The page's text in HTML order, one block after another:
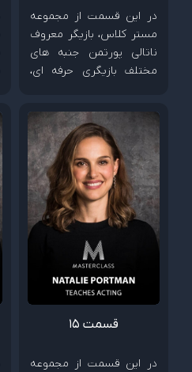
در این قسمت از مجموعه
مستر کلاس، بازیگر معروف
ناتالی پورتمن جنبه های
مختلف بازیگری حرفه ای،
ها را آموزش می دهد.
قسمت 15
در این قسمت از مجموعه